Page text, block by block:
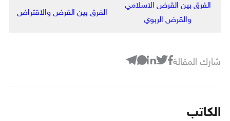
الفرق بين القرض الاسلامي
والقرض الربوي
الفرق بين القرض والاقتراض
شارك المقالة
الكاتب